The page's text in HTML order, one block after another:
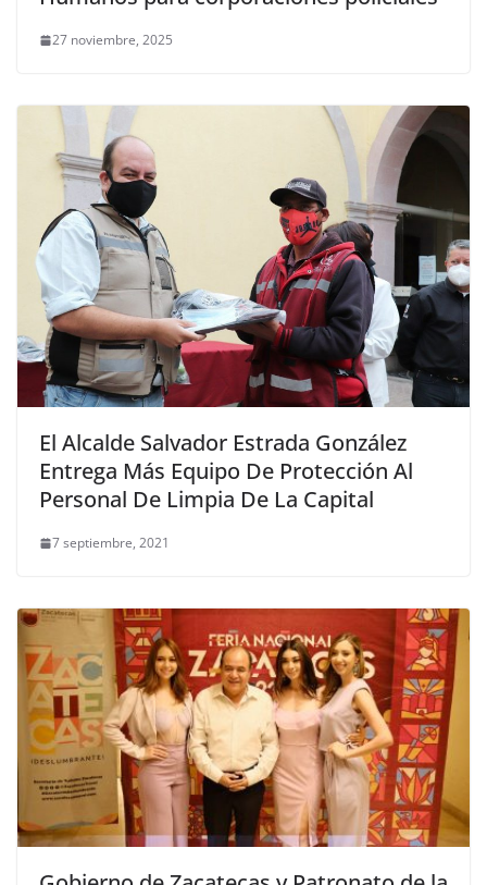
27 noviembre, 2025
El Alcalde Salvador Estrada González
Entrega Más Equipo De Protección Al
Personal De Limpia De La Capital
7 septiembre, 2021